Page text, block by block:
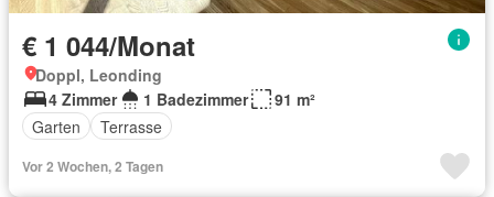
€ 1 044/Monat
Doppl, Leonding
4 Zimmer
1 Badezimmer
91 m²
Garten
Terrasse
Vor 2 Wochen, 2 Tagen